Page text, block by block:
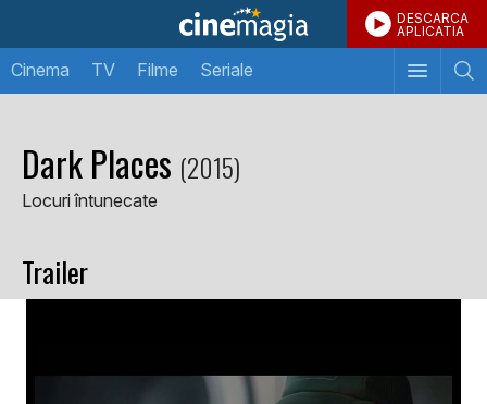
DESCARCA
APLICATIA
Cinema TV Filme Seriale
Dark Places (2015)
Locuri întunecate
Trailer